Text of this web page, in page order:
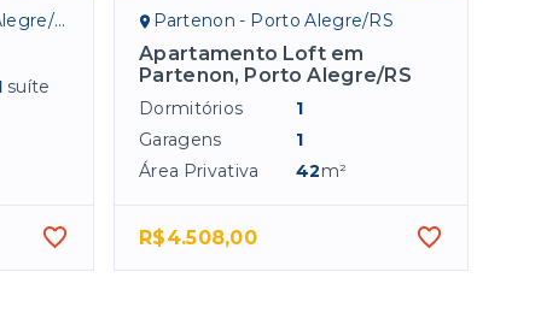
RS
suíte
Partenon - Porto Alegre/RS
Apartamento Loft em
Partenon, Porto Alegre/RS
Dormitórios
1
Garagens
1
Área Privativa
42m²
R$4.508,00